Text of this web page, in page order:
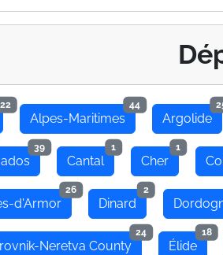
Alpes-Maritimes
44
Argolide
39
Cantal
1
Cher
1
d'Armor
26
Dinard
2
Neretva County
24
Élide
18